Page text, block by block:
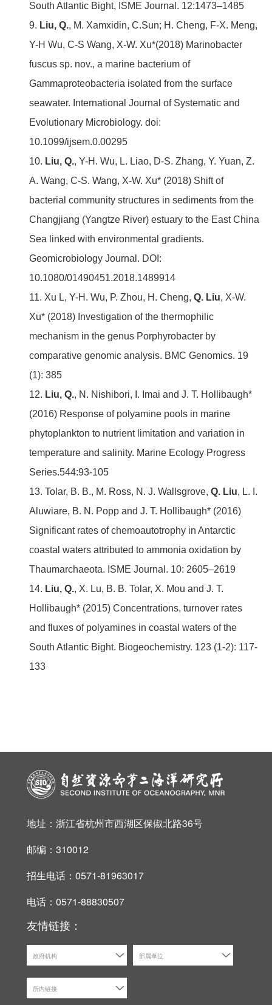
South Atlantic Bight, ISME Journal. 12:1473–1485
9. Liu, Q., M. Xamxidin, C.Sun; H. Cheng, F-X. Meng,
Y-H Wu, C-S Wang, X-W. Xu*(2018) Marinobacter
fuscus sp. nov., a marine bacterium of
Gammaproteobacteria isolated from the surface
seawater. International Journal of Systematic and
Evolutionary Microbiology. doi:
10.1099/ijsem.0.00295
10. Liu, Q., Y-H. Wu, L. Liao, D-S. Zhang, Y. Yuan, Z.
A. Wang, C-S. Wang, X-W. Xu* (2018) Shift of
bacterial community structures in sediments from the
Changjiang (Yangtze River) estuary to the East China
Sea linked with environmental gradients.
Geomicrobiology Journal. DOI:
10.1080/01490451.2018.1489914
11. Xu L, Y-H. Wu, P. Zhou, H. Cheng, Q. Liu, X-W.
Xu* (2018) Investigation of the thermophilic
mechanism in the genus Porphyrobacter by
comparative genomic analysis. BMC Genomics. 19
(1): 385
12. Liu, Q., N. Nishibori, I. Imai and J. T. Hollibaugh*
(2016) Response of polyamine pools in marine
phytoplankton to nutrient limitation and variation in
temperature and salinity. Marine Ecology Progress
Series.544:93-105
13. Tolar, B. B., M. Ross, N. J. Wallsgrove, Q. Liu, L. I.
Aluwiare, B. N. Popp and J. T. Hollibaugh* (2016)
Significant rates of chemoautotrophy in Antarctic
coastal waters attributed to ammonia oxidation by
Thaumarchaeota. ISME Journal. 10: 2605–2619
14. Liu, Q., X. Lu, B. B. Tolar, X. Mou and J. T.
Hollibaugh* (2015) Concentrations, turnover rates
and fluxes of polyamines in coastal waters of the
South Atlantic Bight. Biogeochemistry. 123 (1-2): 117-
133
地址：浙江省杭州市西湖区保俶北路36号
邮编：310012
招生电话：0571-81963017
电话：0571-88830507
友情链接：
政府机构 部属单位
所内链接